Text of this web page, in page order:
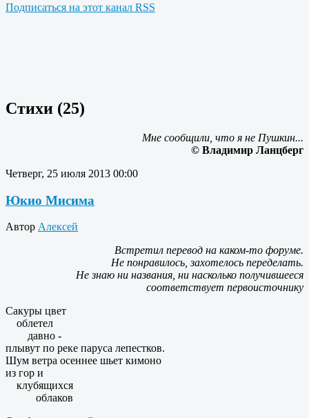
Подписаться на этот канал RSS
Стихи (25)
Мне сообщили, что я не Пушкин...
© Владимир Ланцберг
Четверг, 25 июля 2013 00:00
Юкио Мисима
Автор Алексей
Встретил перевод на каком-то форуме.
Не понравилось, захотелось переделать.
Не знаю ни названия, ни насколько получившееся
соответствует первоисточнику
Сакуры цвет
облетел
давно -
плывут по реке паруса лепестков.
Шум ветра осеннее шьет кимоно
из гор и
клубящихся
облаков